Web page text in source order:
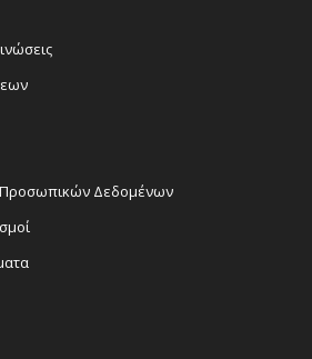
Προσωπικών Δεδομένων